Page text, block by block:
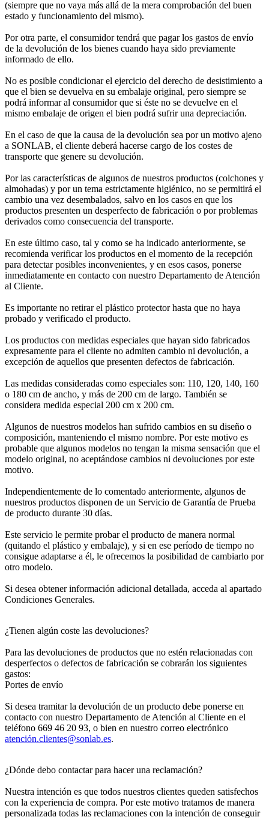
(siempre que no vaya más allá de la mera comprobación del buen
estado y funcionamiento del mismo).
Por otra parte, el consumidor tendrá que pagar los gastos de envío
de la devolución de los bienes cuando haya sido previamente
informado de ello.
No es posible condicionar el ejercicio del derecho de desistimiento a
que el bien se devuelva en su embalaje original, pero siempre se
podrá informar al consumidor que si éste no se devuelve en el
mismo embalaje de origen el bien podrá sufrir una depreciación.
En el caso de que la causa de la devolución sea por un motivo ajeno
a SONLAB, el cliente deberá hacerse cargo de los costes de
transporte que genere su devolución.
Por las características de algunos de nuestros productos (colchones y
almohadas) y por un tema estrictamente higiénico, no se permitirá el
cambio una vez desembalados, salvo en los casos en que los
productos presenten un desperfecto de fabricación o por problemas
derivados como consecuencia del transporte.
En este último caso, tal y como se ha indicado anteriormente, se
recomienda verificar los productos en el momento de la recepción
para detectar posibles inconvenientes, y en esos casos, ponerse
inmediatamente en contacto con nuestro Departamento de Atención
al Cliente.
Es importante no retirar el plástico protector hasta que no haya
probado y verificado el producto.
Los productos con medidas especiales que hayan sido fabricados
expresamente para el cliente no admiten cambio ni devolución, a
excepción de aquellos que presenten defectos de fabricación.
Las medidas consideradas como especiales son: 110, 120, 140, 160
o 180 cm de ancho, y más de 200 cm de largo. También se
considera medida especial 200 cm x 200 cm.
Algunos de nuestros modelos han sufrido cambios en su diseño o
composición, manteniendo el mismo nombre. Por este motivo es
probable que algunos modelos no tengan la misma sensación que el
modelo original, no aceptándose cambios ni devoluciones por este
motivo.
Independientemente de lo comentado anteriormente, algunos de
nuestros productos disponen de un Servicio de Garantía de Prueba
de producto durante 30 días.
Este servicio le permite probar el producto de manera normal
(quitando el plástico y embalaje), y si en ese período de tiempo no
consigue adaptarse a él, le ofrecemos la posibilidad de cambiarlo por
otro modelo.
Si desea obtener información adicional detallada, acceda al apartado
Condiciones Generales.
¿Tienen algún coste las devoluciones?
Para las devoluciones de productos que no estén relacionadas con
desperfectos o defectos de fabricación se cobrarán los siguientes
gastos:
Portes de envío
Si desea tramitar la devolución de un producto debe ponerse en
contacto con nuestro Departamento de Atención al Cliente en el
teléfono 669 46 20 93, o bien en nuestro correo electrónico
atención.clientes@sonlab.es.
¿Dónde debo contactar para hacer una reclamación?
Nuestra intención es que todos nuestros clientes queden satisfechos
con la experiencia de compra. Por este motivo tratamos de manera
personalizada todas las reclamaciones con la intención de conseguir